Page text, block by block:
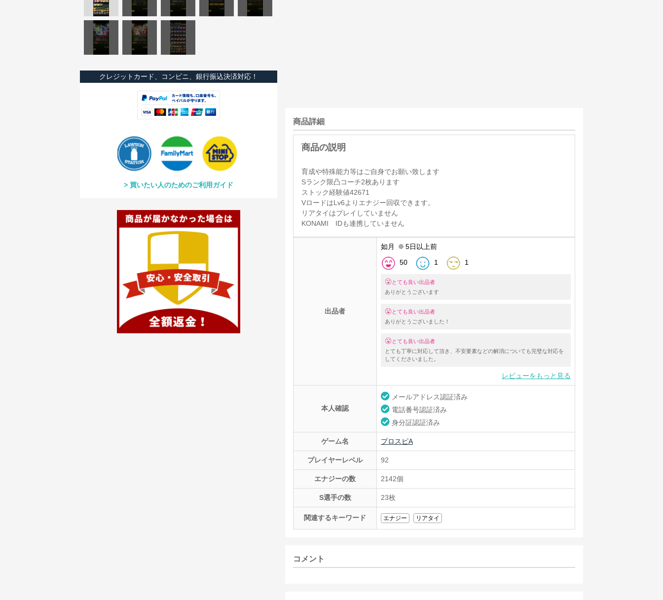
クレジットカード、コンビニ、銀行振込決済対応！
買いたい人のためのご利用ガイド
商品詳細
育成や特殊能力等はご自身でお願い致します
Sランク限凸コーチ2枚あります
ストック経験値42671
VロードはLv6よりエナジー回収できます。
リアタイはプレイしていません
KONAMI IDも連携していません
出品者
如月 5日以上前
50 1 1
とても良い出品者
ありがとうございます
とても良い出品者
ありがとうございました！
とても良い出品者
とても丁寧に対応して頂き、不安要素などの解消についても完璧な対応を
してくださいました。
レビューをもっと見る
本人確認
メールアドレス認証済み
電話番号認証済み
身分証認証済み
ゲーム名 プロスピA
プレイヤーレベル 92
エナジーの数 2142個
S選手の数 23枚
関連するキーワード エナジー リアタイ
コメント